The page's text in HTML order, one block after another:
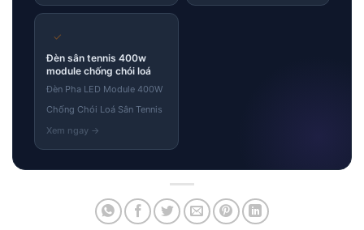
✓
Đèn sân tennis 400w
module chống chói loá
Đèn Pha LED Module 400W
Chống Chói Loá Sân Tennis